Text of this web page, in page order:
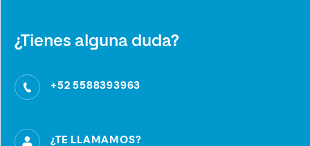
¿Tienes alguna duda?
+52 5588393963
¿TE LLAMAMOS?